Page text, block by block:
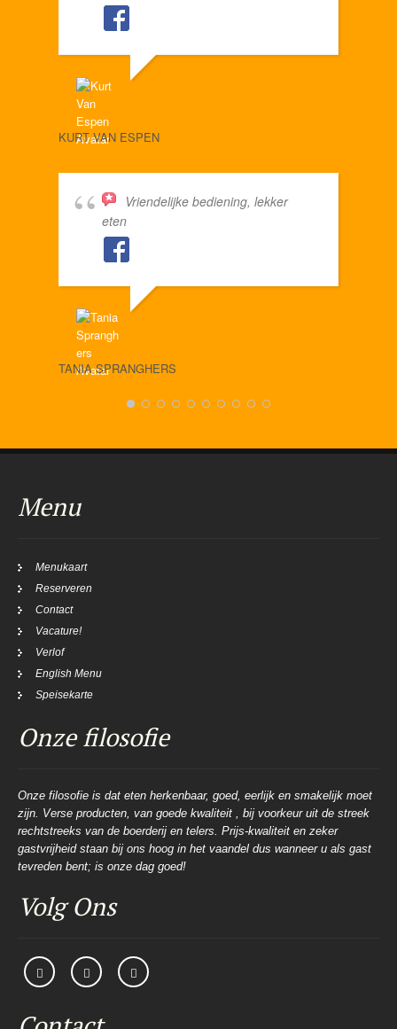
KURT VAN ESPEN
Vriendelijke bediening, lekker
eten
TANIA SPRANGHERS
Menu
Menukaart
Reserveren
Contact
Vacature!
Verlof
English Menu
Speisekarte
Onze filosofie
Onze filosofie is dat eten herkenbaar, goed, eerlijk en smakelijk moet
zijn. Verse producten, van goede kwaliteit , bij voorkeur uit de streek
rechtstreeks van de boerderij en telers. Prijs-kwaliteit en zeker
gastvrijheid staan bij ons hoog in het vaandel dus wanneer u als gast
tevreden bent; is onze dag goed!
Volg Ons